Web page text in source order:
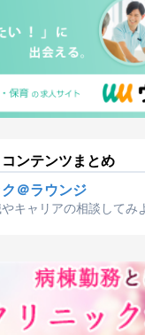
ンテンツまとめ
＠ラウンジ
キャリアの相談してみ